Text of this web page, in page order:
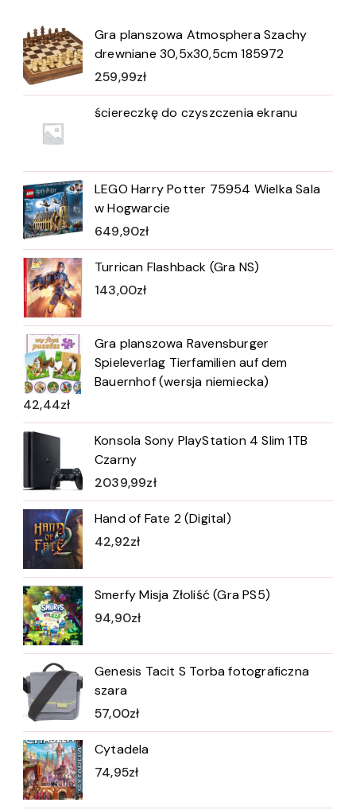
Gra planszowa Atmosphera Szachy
drewniane 30,5x30,5cm 185972
259,99zł
ściereczkę do czyszczenia ekranu
LEGO Harry Potter 75954 Wielka Sala
w Hogwarcie
649,90zł
Turrican Flashback (Gra NS)
143,00zł
Gra planszowa Ravensburger
Spieleverlag Tierfamilien auf dem
Bauernhof (wersja niemiecka)
42,44zł
Konsola Sony PlayStation 4 Slim 1TB
Czarny
2039,99zł
Hand of Fate 2 (Digital)
42,92zł
Smerfy Misja Złoliść (Gra PS5)
94,90zł
Genesis Tacit S Torba fotograficzna
szara
57,00zł
Cytadela
74,95zł